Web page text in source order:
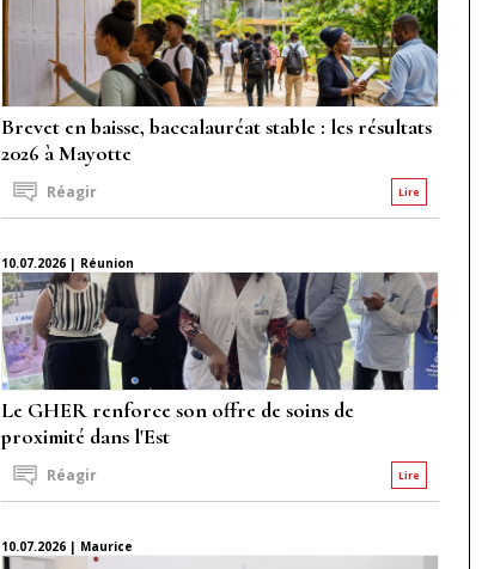
Brevet en baisse, baccalauréat stable : les résultats
2026 à Mayotte
Lire
Réagir
10.07.2026 | Réunion
Le GHER renforce son offre de soins de
proximité dans l'Est
Lire
Réagir
10.07.2026 | Maurice